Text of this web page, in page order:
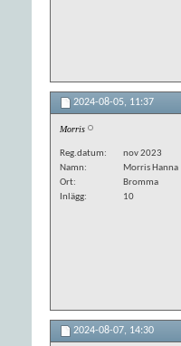
2024-08-05, 11:37
Morris
Reg.datum
nov 2023
Namn
Morris Hanna
Ort
Bromma
Inlägg
10
2024-08-07, 14:30